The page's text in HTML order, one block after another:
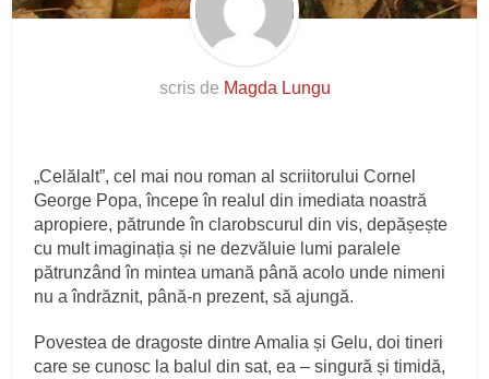
scris de Magda Lungu
„Celălalt”, cel mai nou roman al scriitorului Cornel
George Popa, începe în realul din imediata noastră
apropiere, pătrunde în clarobscurul din vis, depășește
cu mult imaginația și ne dezvăluie lumi paralele
pătrunzând în mintea umană până acolo unde nimeni
nu a îndrăznit, până-n prezent, să ajungă.
Povestea de dragoste dintre Amalia și Gelu, doi tineri
care se cunosc la balul din sat, ea – singură și timidă,